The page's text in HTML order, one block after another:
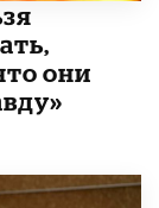
они